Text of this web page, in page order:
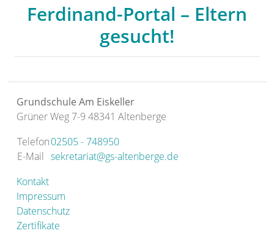
Ferdinand-Portal – Eltern
gesucht!
Grundschule Am Eiskeller
Grüner Weg 7-9 48341 Altenberge
Telefon
E-Mail
02505 - 748950
sekretariat@gs-altenberge.de
Kontakt
Impressum
Datenschutz
Zertifikate